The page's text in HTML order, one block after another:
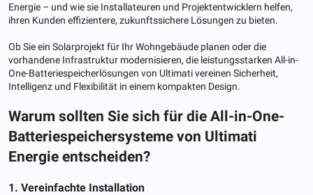
Energie – und wie sie Installateuren und Projektentwicklern helfen,
ihren Kunden effizientere, zukunftssichere Lösungen zu bieten.
Ob Sie ein Solarprojekt für Ihr Wohngebäude planen oder die
vorhandene Infrastruktur modernisieren, die leistungsstarken All-in-
One-Batteriespeicherlösungen von Ultimati vereinen Sicherheit,
Intelligenz und Flexibilität in einem kompakten Design.
Warum sollten Sie sich für die All-in-One-
Batteriespeichersysteme von Ultimati
Energie entscheiden?
1. Vereinfachte Installation